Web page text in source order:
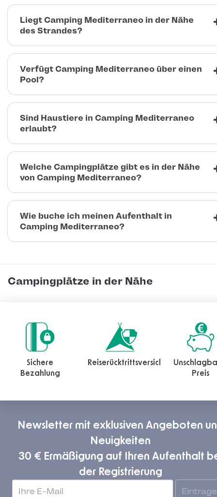
Liegt Camping Mediterraneo in der Nähe
des Strandes?
Verfügt Camping Mediterraneo über einen
Pool?
Sind Haustiere in Camping Mediterraneo
erlaubt?
Welche Campingplätze gibt es in der Nähe
von Camping Mediterraneo?
Wie buche ich meinen Aufenthalt in
Camping Mediterraneo?
Campingplätze in der Nähe
Sichere
Bezahlung
Reiserücktrittsversicherung
Preis
Newsletter mit exklusiven Angeboten
Neuigkeiten
30 € Ermäßigung auf Ihren Aufenthalt
der Registrierung